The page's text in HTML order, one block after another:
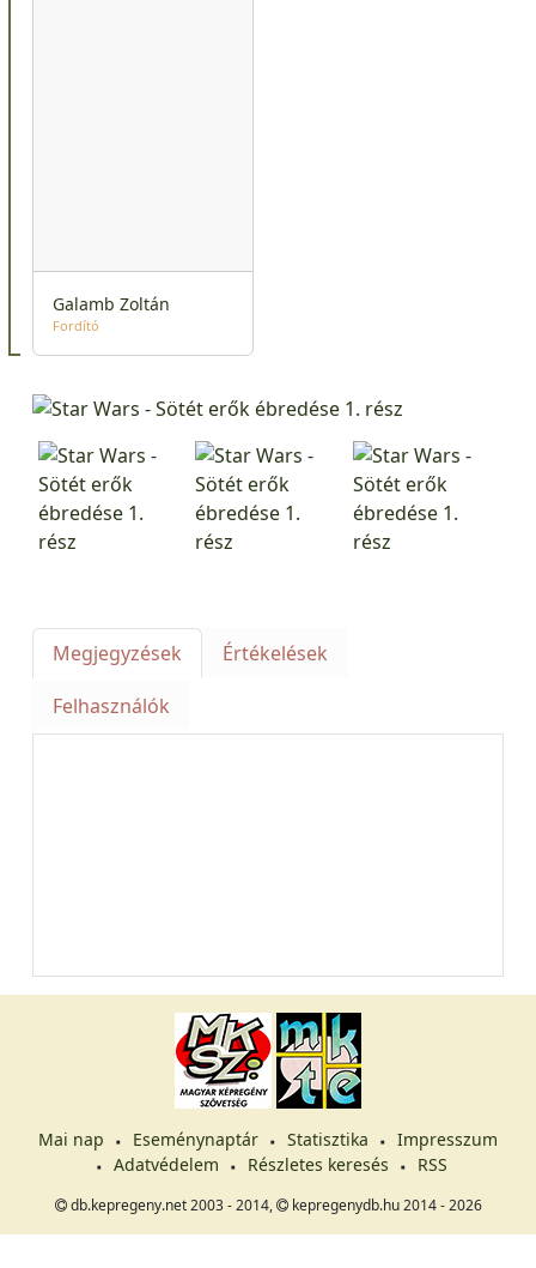
Galamb Zoltán
Fordító
Megjegyzések
Értékelések
Felhasználók
Mai nap Eseménynaptár Statisztika
Impresszum
Adatvédelem
Részletes keresés RSS
db.kepregeny.net 2003 - 2014, kepregenydb.hu 2014 - 2026